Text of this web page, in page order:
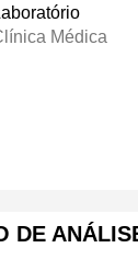
Médica
DE